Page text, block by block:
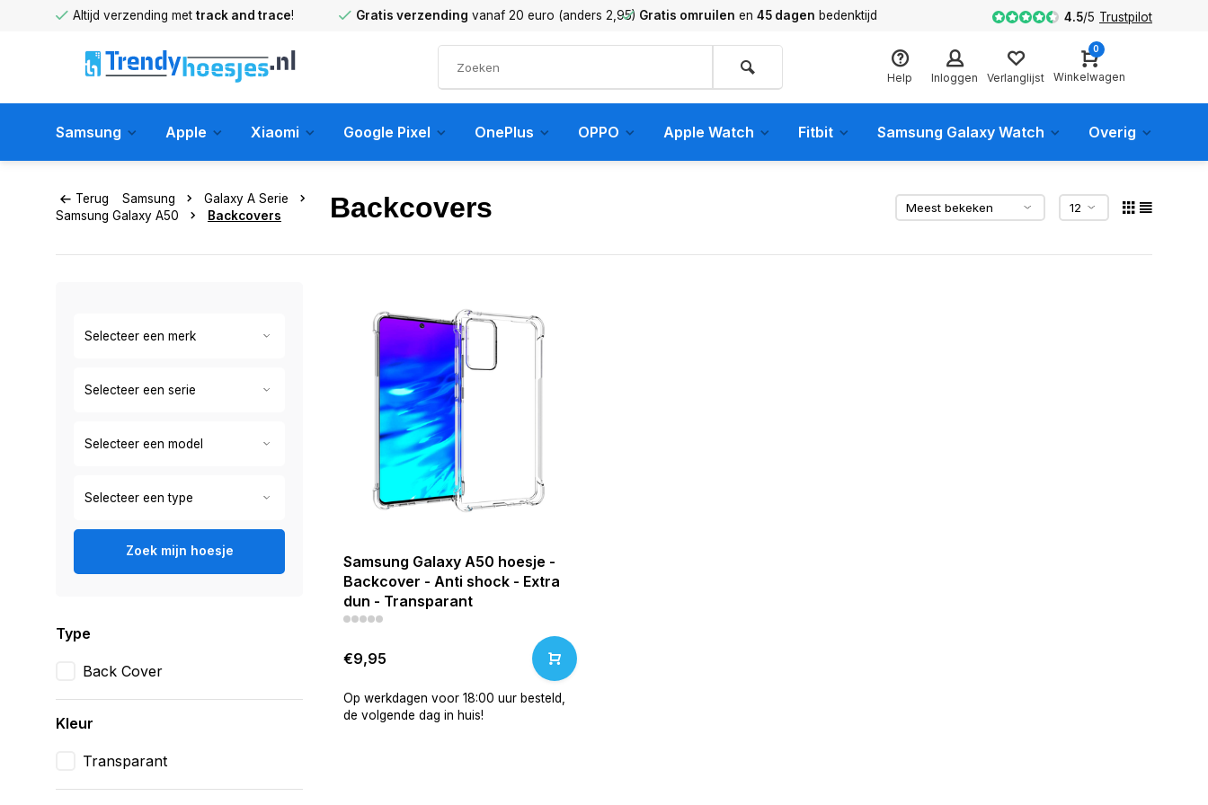
Altijd verzending met track and trace! Gratis verzending vanaf 20 euro (anders 2,95) Gratis omruilen en 45 dagen bedenktijd 4.5/5 Trustpilot
Help Inloggen Verlanglijst
0
Winkelwagen
Samsung Apple Xiaomi Google Pixel OnePlus OPPO Apple Watch Fitbit Samsung Galaxy Watch Overig
Terug Samsung
Galaxy A Serie
Samsung Galaxy A50
Backcovers Backcovers
Zoek mijn hoesje
Type
Back Cover
Kleur
Transparant
Samsung Galaxy A50 hoesje -
Backcover - Anti shock - Extra
dun - Transparant
€9,95
Op werkdagen voor 18:00 uur besteld,
de volgende dag in huis!